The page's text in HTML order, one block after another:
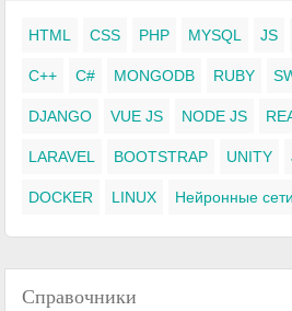
HTML CSS PHP MYSQL JS
C++ C# MONGODB RUBY
DJANGO VUE JS NODE JS
LARAVEL BOOTSTRAP UNITY
DOCKER LINUX Нейронные сети
Справочники